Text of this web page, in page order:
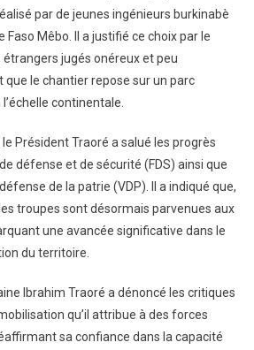
par de jeunes ingénieurs burkinabè
Faso Mêbo. Il a justifié ce choix par le
jugés onéreux et peu
que le chantier repose sur un parc
continentale.
Président Traoré a salué les progrès
défense et de sécurité (FDS) ainsi que
de la patrie (VDP). Il a indiqué que,
troupes sont désormais parvenues aux
une avancée significative dans le
du territoire.
Ibrahim Traoré a dénoncé les critiques
qu’il attribue à des forces
sa confiance dans la capacité